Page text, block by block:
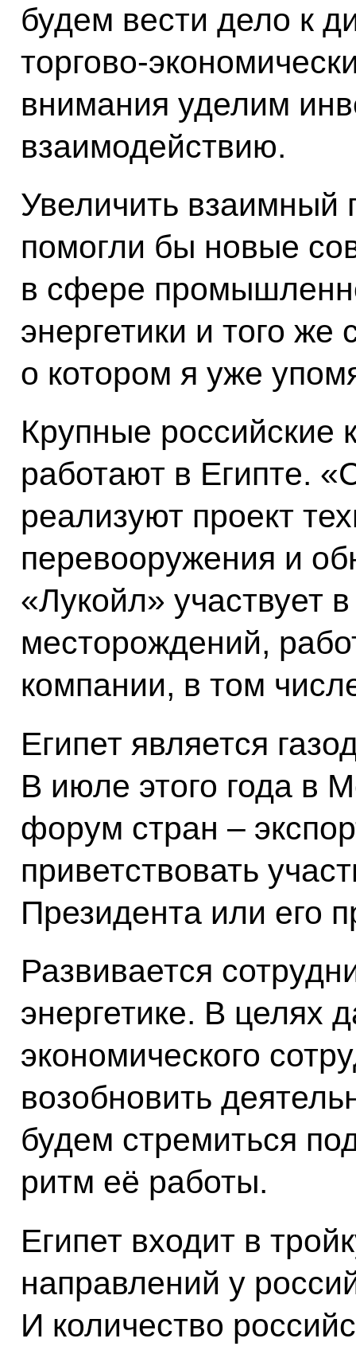
будем вести дело к
торгово-
внимания уделим
взаимодействию.
Увеличить взаимный
помогли бы новые
в сфере
энергетики и того же
о котором я уже
Крупные российские
работают в Египте.
реализуют проект
перевооружения и
«Лукойл» участвует
месторождений,
компании, в том
Египет является
В июле этого года в
форум стран –
приветствовать
Президента или его
Развивается
энергетике. В целях
экономического
возобновить
будем стремиться
ритм её работы.
Египет входит в
направлений у
И количество